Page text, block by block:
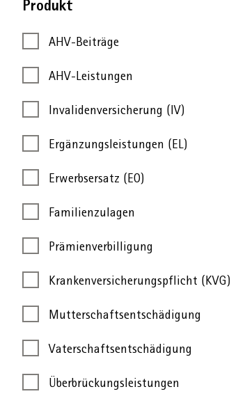
Nach
Kategorie
suchen
Produkt
AHV-Beiträge
AHV-Leistungen
Invalidenversicherung (IV)
Ergänzungsleistungen (EL)
Erwerbsersatz (EO)
Familienzulagen
Prämienverbilligung
Krankenversicherungspflicht (KVG)
Mutterschaftsentschädigung
Vaterschaftsentschädigung
Überbrückungsleistungen